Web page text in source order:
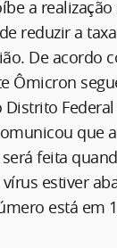
a
reduzir a
De acordo
Ômicron
que
feita
estiver
está em